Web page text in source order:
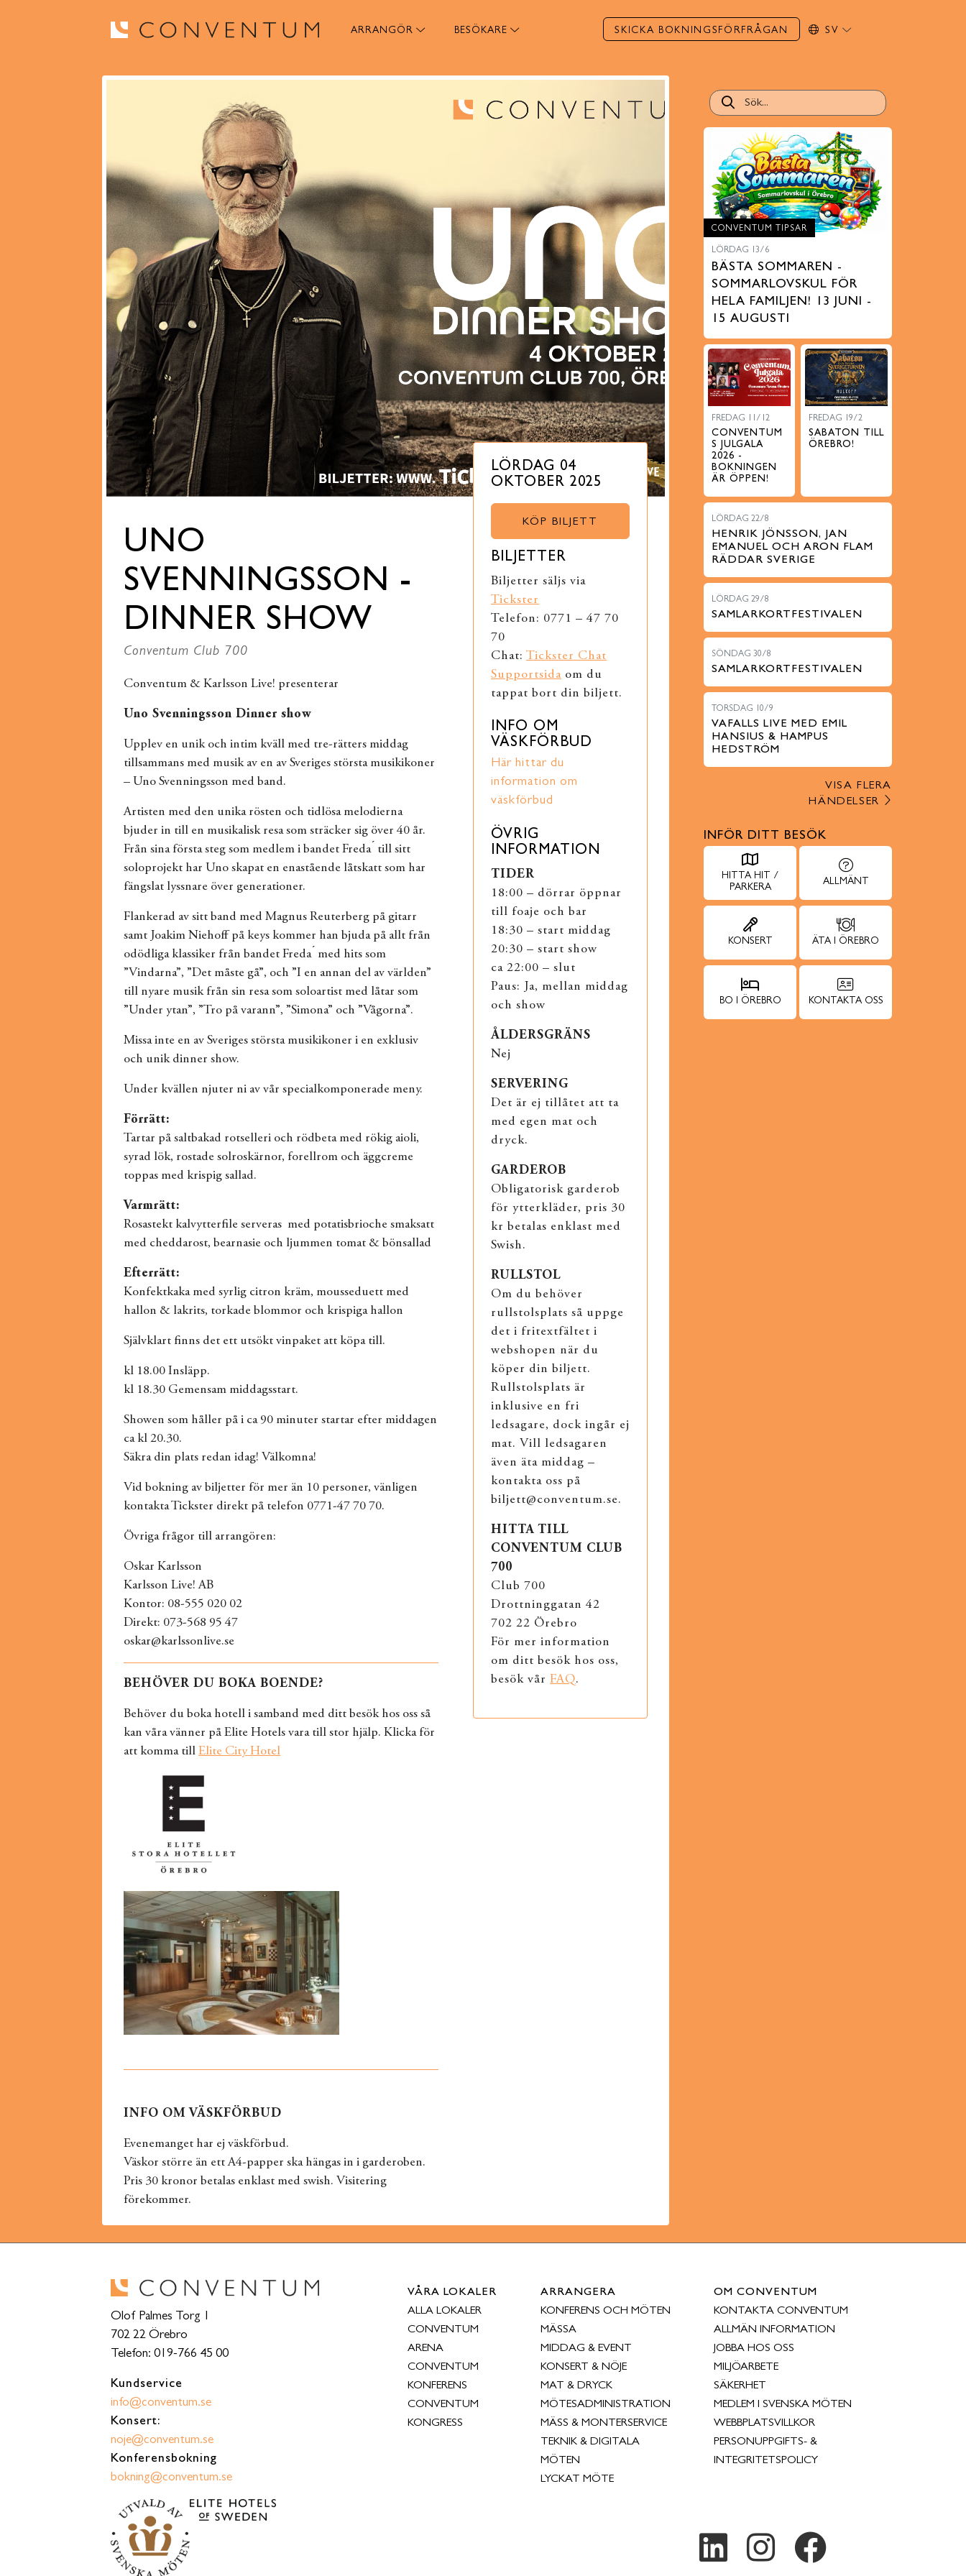
ARRANGÖR BESÖKARE SKICKA BOKNINGSFÖRFRÅGAN SV
UNO
SVENNINGSSON -
DINNER SHOW
Conventum Club 700
Conventum & Karlsson Live! presenterar
Uno Svenningsson Dinner show
Upplev en unik och intim kväll med tre-rätters middag
tillsammans med musik av en av Sveriges största musikikoner
– Uno Svenningsson med band.
Artisten med den unika rösten och tidlösa melodierna
bjuder in till en musikalisk resa som sträcker sig över 40 år.
Från sina första steg som medlem i bandet Freda ́ till sitt
soloprojekt har Uno skapat en enastående låtskatt som har
fängslat lyssnare över generationer.
Flankerad av sitt band med Magnus Reuterberg på gitarr
samt Joakim Niehoff på keys kommer han bjuda på allt från
odödliga klassiker från bandet Freda ́ med hits som
”Vindarna”, ”Det måste gå”, och ”I en annan del av världen”
till nyare musik från sin resa som soloartist med låtar som
”Under ytan”, ”Tro på varann”, ”Simona” och ”Vågorna”.
Missa inte en av Sveriges största musikikoner i en exklusiv
och unik dinner show.
Under kvällen njuter ni av vår specialkomponerade meny.
Förrätt:
Tartar på saltbakad rotselleri och rödbeta med rökig aioli,
syrad lök, rostade solroskärnor, forellrom och äggcreme
toppas med krispig sallad.
Varmrätt:
Rosastekt kalvytterfile serveras med potatisbrioche smaksatt
med cheddarost, bearnasie och ljummen tomat & bönsallad
Efterrätt:
Konfektkaka med syrlig citron kräm, mousseduett med
hallon & lakrits, torkade blommor och krispiga hallon
Självklart finns det ett utsökt vinpaket att köpa till.
kl 18.00 Insläpp.
kl 18.30 Gemensam middagsstart.
Showen som håller på i ca 90 minuter startar efter middagen
ca kl 20.30.
Säkra din plats redan idag! Välkomna!
Vid bokning av biljetter för mer än 10 personer, vänligen
kontakta Tickster direkt på telefon 0771-47 70 70.
Övriga frågor till arrangören:
Oskar Karlsson
Karlsson Live! AB
Kontor: 08-555 020 02
Direkt: 073-568 95 47
oskar@karlssonlive.se
BEHÖVER DU BOKA BOENDE?
Behöver du boka hotell i samband med ditt besök hos oss så
kan våra vänner på Elite Hotels vara till stor hjälp. Klicka för
att komma till Elite City Hotel
INFO OM VÄSKFÖRBUD
Evenemanget har ej väskförbud.
Väskor större än ett A4-papper ska hängas in i garderoben.
Pris 30 kronor betalas enklast med swish. Visitering
förekommer.
LÖRDAG 04
OKTOBER 2025
KÖP BILJETT
BILJETTER
Biljetter säljs via
Tickster
Telefon: 0771 – 47 70
70
Chat: Tickster Chat
Supportsida om du
tappat bort din biljett.
INFO OM
VÄSKFÖRBUD
Här hittar du
information om
väskförbud
ÖVRIG
INFORMATION
TIDER
18:00 – dörrar öppnar
till foaje och bar
18:30 – start middag
20:30 – start show
ca 22:00 – slut
Paus: Ja, mellan middag
och show
ÅLDERSGRÄNS
Nej
SERVERING
Det är ej tillåtet att ta
med egen mat och
dryck.
GARDEROB
Obligatorisk garderob
för ytterkläder, pris 30
kr betalas enklast med
Swish.
RULLSTOL
Om du behöver
rullstolsplats så uppge
det i fritextfältet i
webshopen när du
köper din biljett.
Rullstolsplats är
inklusive en fri
ledsagare, dock ingår ej
mat. Vill ledsagaren
även äta middag –
kontakta oss på
biljett@conventum.se.
HITTA TILL
CONVENTUM CLUB
700
Club 700
Drottninggatan 42
702 22 Örebro
För mer information
om ditt besök hos oss,
besök vår FAQ.
CONVENTUM TIPSAR
LÖRDAG 13/6
BÄSTA SOMMAREN -
SOMMARLOVSKUL FÖR
HELA FAMILJEN! 13 JUNI -
15 AUGUSTI
FREDAG 11/12
CONVENTUM
S JULGALA
2026 -
BOKNINGEN
ÄR ÖPPEN!
FREDAG 19/2
SABATON TILL
ÖREBRO!
LÖRDAG 22/8
HENRIK JÖNSSON, JAN
EMANUEL OCH ARON FLAM
RÄDDAR SVERIGE
LÖRDAG 29/8
SAMLARKORTFESTIVALEN
SÖNDAG 30/8
SAMLARKORTFESTIVALEN
TORSDAG 10/9
VAFALLS LIVE MED EMIL
HANSIUS & HAMPUS
HEDSTRÖM
VISA FLERA
HÄNDELSER
INFÖR DITT BESÖK
HITTA HIT /
PARKERA
ALLMÄNT
KONSERT ÄTA I ÖREBRO
BO I ÖREBRO KONTAKTA OSS
Olof Palmes Torg 1
702 22 Örebro
Telefon: 019-766 45 00
Kundservice
info@conventum.se
Konsert:
noje@conventum.se
Konferensbokning
bokning@conventum.se
VÅRA LOKALER
ALLA LOKALER
CONVENTUM
ARENA
CONVENTUM
KONFERENS
CONVENTUM
KONGRESS
ARRANGERA
KONFERENS OCH MÖTEN
MÄSSA
MIDDAG & EVENT
KONSERT & NÖJE
MAT & DRYCK
MÖTESADMINISTRATION
MÄSS & MONTERSERVICE
TEKNIK & DIGITALA
MÖTEN
LYCKAT MÖTE
OM CONVENTUM
KONTAKTA CONVENTUM
ALLMÄN INFORMATION
JOBBA HOS OSS
MILJÖARBETE
SÄKERHET
MEDLEM I SVENSKA MÖTEN
WEBBPLATSVILLKOR
PERSONUPPGIFTS- &
INTEGRITETSPOLICY